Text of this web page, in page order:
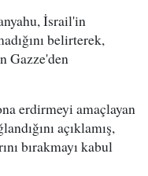
İsrail'in
belirterek,
Gazze'den
erdirmeyi amaçlayan
açıklamış,
bırakmayı kabul